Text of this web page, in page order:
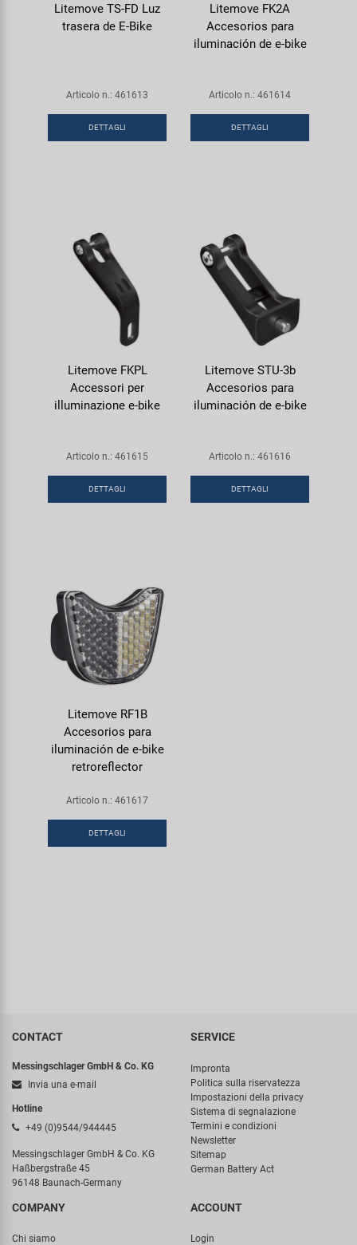
Litemove TS-FD Luz
trasera de E-Bike
Articolo n.: 461613
DETTAGLI
Litemove FK2A
Accesorios para
iluminación de e-bike
Articolo n.: 461614
DETTAGLI
Litemove FKPL
Accessori per
illuminazione e-bike
Articolo n.: 461615
DETTAGLI
Litemove STU-3b
Accesorios para
iluminación de e-bike
Articolo n.: 461616
DETTAGLI
Litemove RF1B
Accesorios para
iluminación de e-bike
retroreflector
Articolo n.: 461617
DETTAGLI
CONTACT
Messingschlager GmbH & Co. KG
Invia una e-mail
Hotline
+49 (0)9544/944445
Messingschlager GmbH & Co. KG
Haßbergstraße 45
96148 Baunach-Germany
SERVICE
Impronta
Politica sulla riservatezza
Impostazioni della privacy
Sistema di segnalazione
Termini e condizioni
Newsletter
Sitemap
German Battery Act
COMPANY
Chi siamo
ACCOUNT
Login